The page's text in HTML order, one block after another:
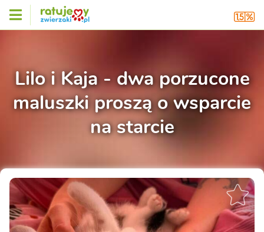
Lilo i Kaja - dwa porzucone
maluszki proszą o wsparcie
na starcie